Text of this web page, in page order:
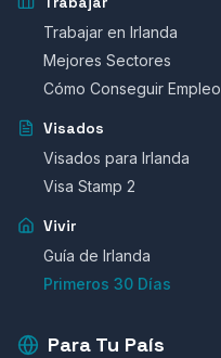
Trabajar en Irlanda
Mejores Sectores
Cómo Conseguir Empleo
Visados
Visados para Irlanda
Visa Stamp 2
Vivir
Guía de Irlanda
Primeros 30 Días
Para Tu País